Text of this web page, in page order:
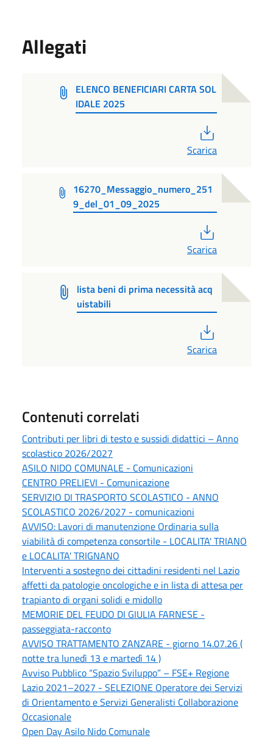
Allegati
ELENCO BENEFICIARI CARTA SOL
IDALE 2025
Scarica
16270_Messaggio_numero_251
9_del_01_09_2025
Scarica
lista beni di prima necessità acq
uistabili
Scarica
Contenuti correlati
Contributi per libri di testo e sussidi didattici – Anno
scolastico 2026/2027
ASILO NIDO COMUNALE - Comunicazioni
CENTRO PRELIEVI - Comunicazione
SERVIZIO DI TRASPORTO SCOLASTICO - ANNO
SCOLASTICO 2026/2027 - comunicazioni
AVVISO: Lavori di manutenzione Ordinaria sulla
viabilità di competenza consortile - LOCALITA' TRIANO
e LOCALITA' TRIGNANO
Interventi a sostegno dei cittadini residenti nel Lazio
affetti da patologie oncologiche e in lista di attesa per
trapianto di organi solidi e midollo
MEMORIE DEL FEUDO DI GIULIA FARNESE -
passeggiata-racconto
AVVISO TRATTAMENTO ZANZARE - giorno 14.07.26 (
notte tra lunedì 13 e martedì 14 )
Avviso Pubblico “Spazio Sviluppo” – FSE+ Regione
Lazio 2021–2027 - SELEZIONE Operatore dei Servizi
di Orientamento e Servizi Generalisti Collaborazione
Occasionale
Open Day Asilo Nido Comunale